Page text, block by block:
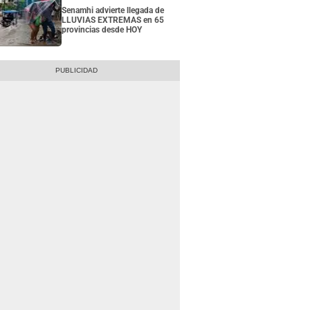
Senamhi advierte llegada de
LLUVIAS EXTREMAS en 65
provincias desde HOY